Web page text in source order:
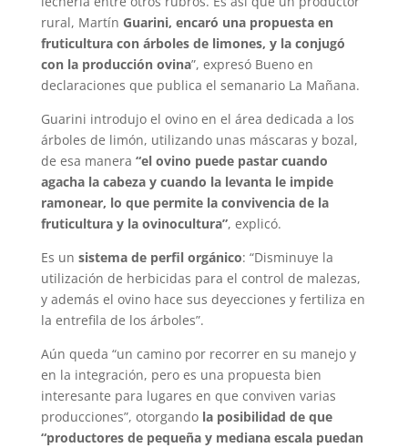
rural, Martín Guarini, encaró una propuesta en
fruticultura con árboles de limones, y la conjugó
con la producción ovina”, expresó Bueno en
declaraciones que publica el semanario La Mañana.
Guarini introdujo el ovino en el área dedicada a los
árboles de limón, utilizando unas máscaras y bozal,
de esa manera “el ovino puede pastar cuando
agacha la cabeza y cuando la levanta le impide
ramonear, lo que permite la convivencia de la
fruticultura y la ovinocultura”, explicó.
Es un sistema de perfil orgánico: “Disminuye la
utilización de herbicidas para el control de malezas,
y además el ovino hace sus deyecciones y fertiliza en
la entrefila de los árboles”.
Aún queda “un camino por recorrer en su manejo y
en la integración, pero es una propuesta bien
interesante para lugares en que conviven varias
producciones”, otorgando la posibilidad de que
“productores de pequeña y mediana escala puedan